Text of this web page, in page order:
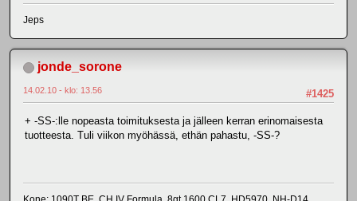
Jeps
jonde_sorone
#1425
14.02.10 - klo: 13.56
+ -SS-:lle nopeasta toimituksesta ja jälleen kerran erinomaisesta
tuotteesta. Tuli viikon myöhässä, ethän pahastu, -SS-?